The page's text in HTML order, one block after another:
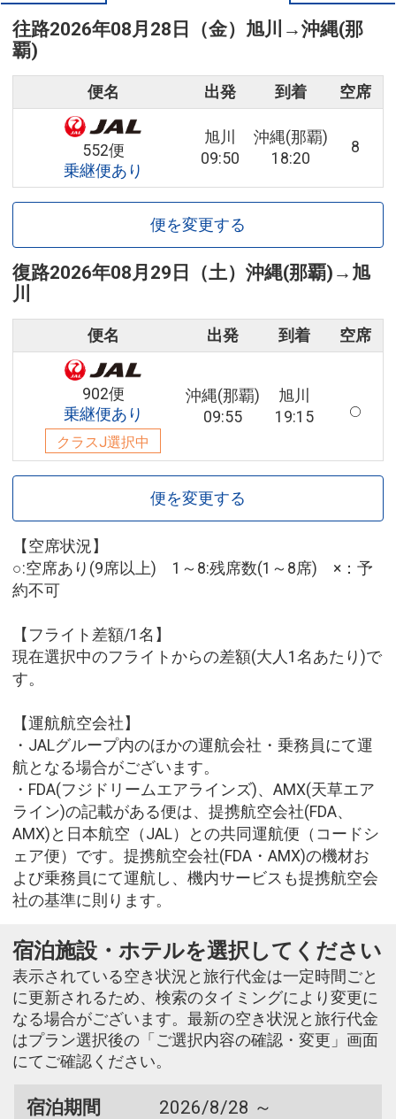
往路2026年08月28日（金） 旭川 →沖縄(那
覇)
便名 出発 到着 空席
552便
乗継便あり
旭川
09:50
沖縄(那覇)
18:20
8
便を変更する
復路2026年08月29日（土） 沖縄(那覇) → 旭
川
便名 出発 到着 空席
902便
乗継便あり
クラスJ選択中
沖縄(那覇)
09:55
旭川
19:15
便を変更する
【空席状況】
○:空席あり(9席以上) 1～8:残席数(1～8席) ×：予
約不可
【フライト差額/1名】
現在選択中のフライトからの差額(大人1名あたり)で
す。
【運航航空会社】
・JALグループ内のほかの運航会社・乗務員にて運
航となる場合がございます。
・FDA(フジドリームエアラインズ)、AMX(天草エア
ライン)の記載がある便は、提携航空会社(FDA、
AMX)と日本航空（JAL）との共同運航便（コードシ
ェア便）です。提携航空会社(FDA・AMX)の機材お
よび乗務員にて運航し、機内サービスも提携航空会
社の基準に則ります。
宿泊施設・ホテルを選択してください
表示されている空き状況と旅行代金は一定時間ごと
に更新されるため、検索のタイミングにより変更に
なる場合がございます。最新の空き状況と旅行代金
はプラン選択後の「ご選択内容の確認・変更」画面
にてご確認ください。
宿泊期間
2026/8/28 ～